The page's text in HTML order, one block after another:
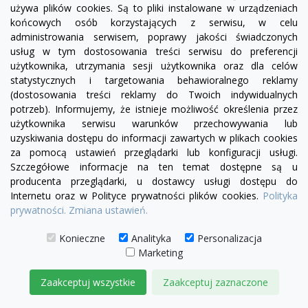
używa plików cookies. Są to pliki instalowane w urządzeniach
końcowych osób korzystających z serwisu, w celu
administrowania serwisem, poprawy jakości świadczonych
usług w tym dostosowania treści serwisu do preferencji
użytkownika, utrzymania sesji użytkownika oraz dla celów
statystycznych i targetowania behawioralnego reklamy
(dostosowania treści reklamy do Twoich indywidualnych
potrzeb). Informujemy, że istnieje możliwość określenia przez
użytkownika serwisu warunków przechowywania lub
uzyskiwania dostępu do informacji zawartych w plikach cookies
za pomocą ustawień przeglądarki lub konfiguracji usługi.
Szczegółowe informacje na ten temat dostępne są u
producenta przeglądarki, u dostawcy usługi dostępu do
Internetu oraz w Polityce prywatności plików cookies. Polityka
prywatności. Zmiana ustawień.
Konieczne Analityka
Personalizacja
Marketing
Zaakceptuj wszystkie Zaakceptuj zaznaczone